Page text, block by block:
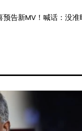
预告新MV！喊话：没